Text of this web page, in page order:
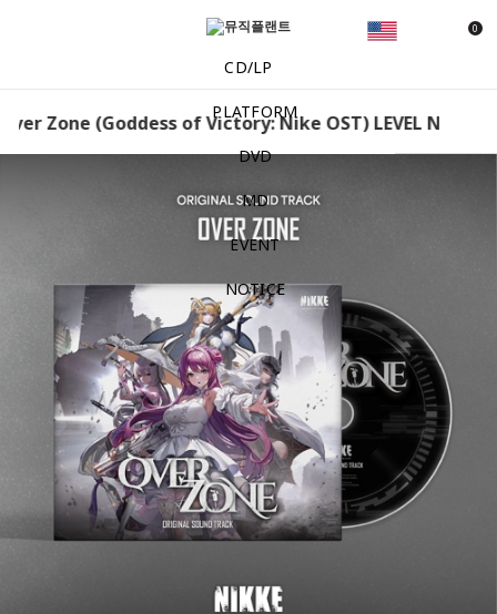
0
CD/LP
PLATFORM
DVD
MD
EVENT
NOTICE
Zone (Goddess of Victory: Nike OST) LEVEL NINE